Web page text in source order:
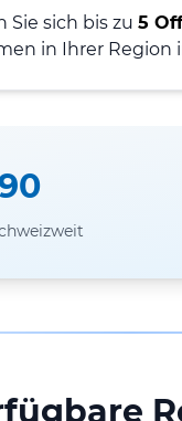
Sie sich bis zu 5
in Ihrer Region